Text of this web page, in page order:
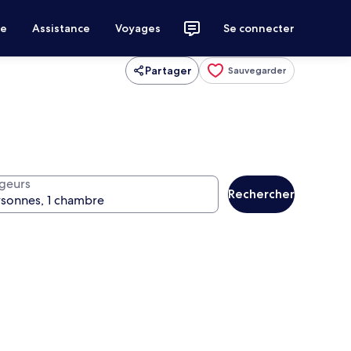
Assistance Voyages Se connecter
Partager Sauvegarder
Rechercher